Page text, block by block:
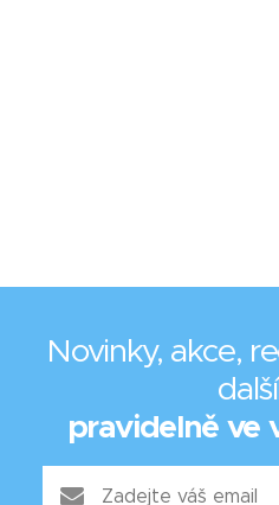
Novinky, akce,
pravidelně ve